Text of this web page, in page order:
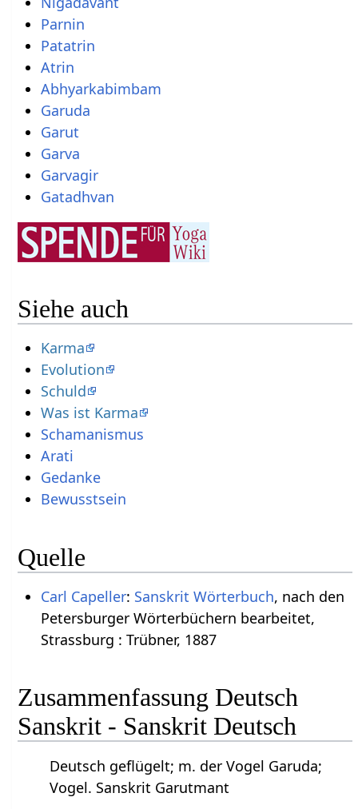
Parnin
Patatrin
Atrin
Abhyarkabimbam
Garuda
Garut
Garva
Garvagir
Gatadhvan
Siehe auch
Karma
Evolution
Schuld
Was ist Karma
Schamanismus
Arati
Gedanke
Bewusstsein
Quelle
Carl Capeller: Sanskrit Wörterbuch, nach den
Petersburger Wörterbüchern bearbeitet,
Strassburg : Trübner, 1887
Zusammenfassung Deutsch
Sanskrit - Sanskrit Deutsch
Deutsch geflügelt; m. der Vogel Garuda;
Vogel. Sanskrit Garutmant